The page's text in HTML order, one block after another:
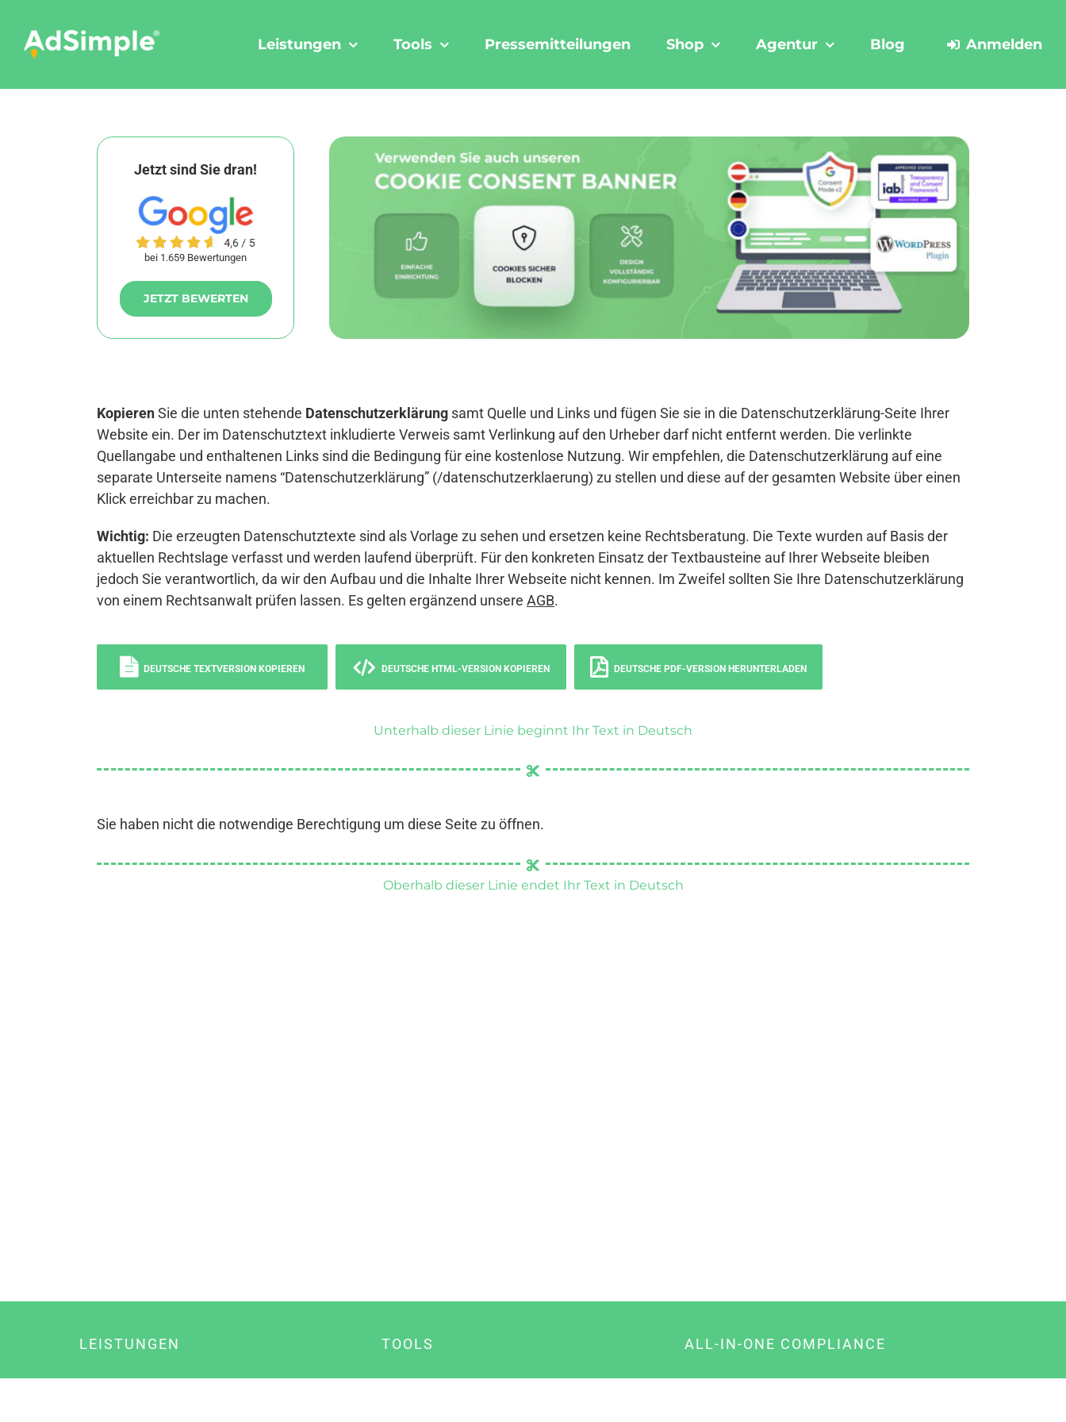
content
Leistungen Tools Pressemitteilungen Shop Agentur Blog Anmelden
Jetzt sind Sie dran!
bei 1.659 Bewertungen
JETZT BEWERTEN
KopierenSie die unten stehende Datenschutzerklärung samt Quelle und Links und fügen Sie sie in die Datenschutzerklärung-Seite Ihrer
Website ein. Der im Datenschutztext inkludierte Verweis samt Verlinkung auf den Urheber darf nicht entfernt werden. Die verlinkte
Quellangabe und enthaltenen Links sind die Bedingung für eine kostenlose Nutzung. Wir empfehlen, die Datenschutzerklärung auf eine
separate Unterseite namens “Datenschutzerklärung” (/datenschutzerklaerung) zu stellen und diese auf der gesamten Website über einen
Klick erreichbar zu machen.
Wichtig: Die erzeugten Datenschutztexte sind als Vorlage zu sehen und ersetzen keine Rechtsberatung. Die Texte wurden auf Basis der
aktuellen Rechtslage verfasst und werden laufend überprüft. Für den konkreten Einsatz der Textbausteine auf Ihrer Webseite bleiben
jedoch Sie verantwortlich, da wir den Aufbau und die Inhalte Ihrer Webseite nicht kennen. Im Zweifel sollten Sie Ihre Datenschutzerklärung
von einem Rechtsanwalt prüfen lassen. Es gelten ergänzend unsere AGB.
DEUTSCHE TEXTVERSION KOPIEREN DEUTSCHE HTML-VERSION KOPIEREN DEUTSCHE PDF-VERSION HERUNTERLADEN
Unterhalb dieser Linie beginnt Ihr Text in Deutsch
Sie haben nicht die notwendige Berechtigung um diese Seite zu öffnen.
Oberhalb dieser Linie endet Ihr Text in Deutsch
LEISTUNGEN TOOLS ALL-IN-ONE COMPLIANCE